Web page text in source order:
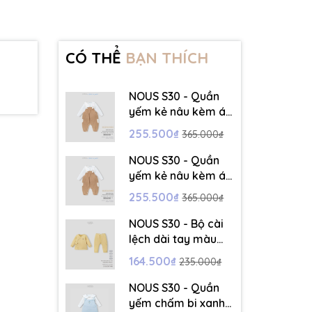
CÓ THỂ BẠN THÍCH
NOUS S30 - Quần
yếm kẻ nâu kèm áo
dài tay màu trắng -
3-6M - SS26.T5C
255.500₫ 365.000₫
NOUS S30 - Quần
yếm kẻ nâu kèm áo
dài tay màu trắng -
6-9M - SS26.T5C
255.500₫ 365.000₫
NOUS S30 - Bộ cài
lệch dài tay màu
vàng thêu trang trí
- 12-18M - SS26.T5C
164.500₫ 235.000₫
NOUS S30 - Quần
yếm chấm bi xanh